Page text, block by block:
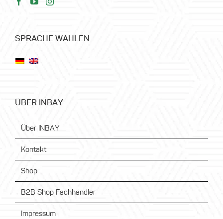
SPRACHE WÄHLEN
ÜBER INBAY
Über INBAY
Kontakt
Shop
B2B Shop Fachhändler
Impressum